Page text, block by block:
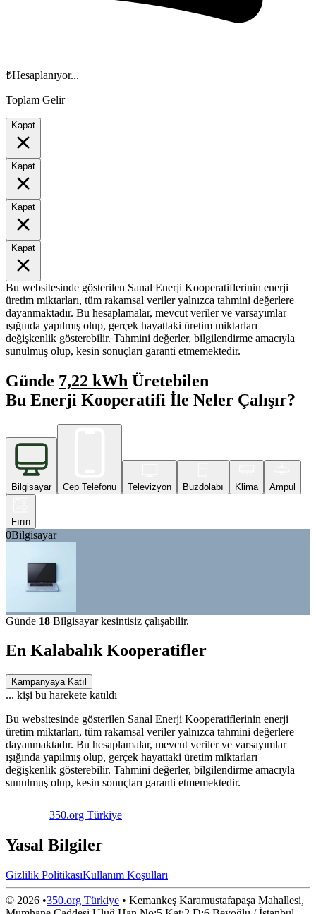
₺Hesaplanıyor...
Toplam Gelir
Kapat
Kapat
Kapat
Kapat
Bu websitesinde gösterilen Sanal Enerji Kooperatiflerinin enerji
üretim miktarları, tüm rakamsal veriler yalnızca tahmini değerlere
dayanmaktadır. Bu hesaplamalar, mevcut veriler ve varsayımlar
ışığında yapılmış olup, gerçek hayattaki üretim miktarları
değişkenlik gösterebilir. Tahmini değerler, bilgilendirme amacıyla
sunulmuş olup, kesin sonuçları garanti etmemektedir.
Günde 7,22 kWh Üretebilen
Bu Enerji Kooperatifi İle Neler Çalışır?
Bilgisayar Cep Telefonu Televizyon Buzdolabı Klima Ampul
Fırın
0Bilgisayar
Günde 18 Bilgisayar kesintisiz çalışabilir.
En Kalabalık Kooperatifler
Kampanyaya Katıl
... kişi bu harekete katıldı
Bu websitesinde gösterilen Sanal Enerji Kooperatiflerinin enerji
üretim miktarları, tüm rakamsal veriler yalnızca tahmini değerlere
dayanmaktadır. Bu hesaplamalar, mevcut veriler ve varsayımlar
ışığında yapılmış olup, gerçek hayattaki üretim miktarları
değişkenlik gösterebilir. Tahmini değerler, bilgilendirme amacıyla
sunulmuş olup, kesin sonuçları garanti etmemektedir.
350.org Türkiye
Yasal Bilgiler
Gizlilik PolitikasıKullanım Koşulları
© 2026 •350.org Türkiye • Kemankeş Karamustafapaşa Mahallesi,